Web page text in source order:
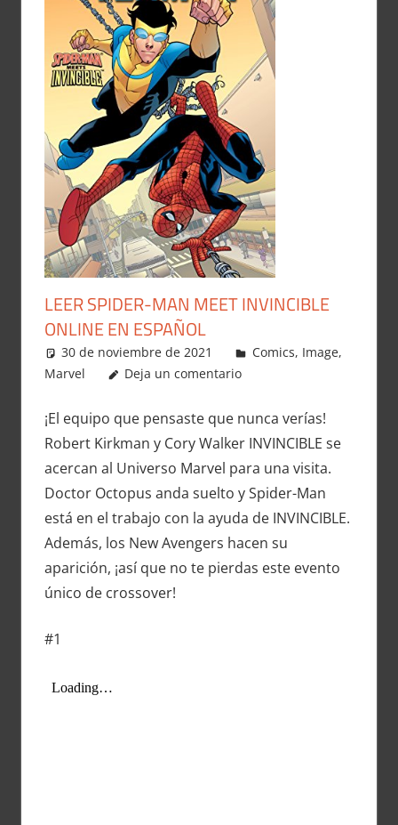
LEER SPIDER-MAN MEET INVINCIBLE
ONLINE EN ESPAÑOL
30 de noviembre de 2021 Carlitox Banana
Comics, Image,
Marvel
Deja un comentario
¡El equipo que pensaste que nunca verías!
Robert Kirkman y Cory Walker INVINCIBLE se
acercan al Universo Marvel para una visita.
Doctor Octopus anda suelto y Spider-Man
está en el trabajo con la ayuda de INVINCIBLE.
Además, los New Avengers hacen su
aparición, ¡así que no te pierdas este evento
único de crossover!
#1